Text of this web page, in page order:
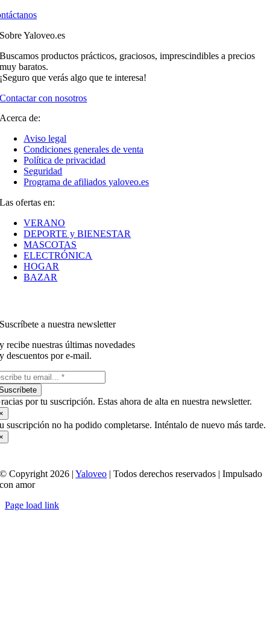
Sobre Yaloveo.es
Buscamos productos prácticos, graciosos, imprescindibles a precios
muy baratos.
¡Seguro que verás algo que te interesa!
Contactar con nosotros
Acerca de:
Aviso legal
Condiciones generales de venta
Política de privacidad
Seguridad
Programa de afiliados yaloveo.es
Las ofertas en:
VERANO
DEPORTE y BIENESTAR
MASCOTAS
ELECTRÓNICA
HOGAR
BAZAR
Suscríbete a nuestra newsletter
y recibe nuestras últimas novedades
y descuentos por e-mail.
por tu suscripción. Estas ahora de alta en nuestra newsletter.
suscripción no ha podido completarse. Inténtalo de nuevo más tarde.
© Copyright 2026 |Yaloveo | Todos derechos reservados | Impulsado
con amor
Page load link